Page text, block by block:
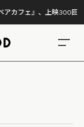
、上映300回の先で見え